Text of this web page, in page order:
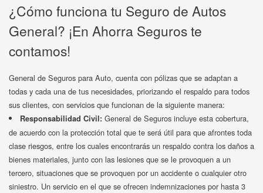
¿Cómo funciona tu Seguro de Autos
General? ¡En Ahorra Seguros te
contamos!
General de Seguros para Auto, cuenta con pólizas que se adaptan a
todas y cada una de tus necesidades, priorizando el respaldo para todos
sus clientes, con servicios que funcionan de la siguiente manera:
Responsabilidad Civil: General de Seguros incluye esta cobertura,
de acuerdo con la protección total que te será útil para que afrontes toda
clase riesgos, entre los cuales encontrarás un respaldo contra los daños a
bienes materiales, junto con las lesiones que se le provoquen a un
tercero, situaciones que se provoquen por un accidente o cualquier otro
siniestro. Un servicio en el que se ofrecen indemnizaciones por hasta 3